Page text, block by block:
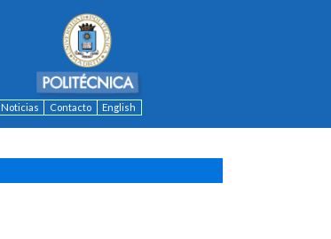
Noticias Contacto English